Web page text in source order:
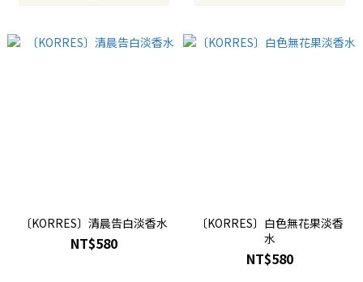
〔KORRES〕清晨告白淡香水
NT$580
〔KORRES〕白色無花果淡香
水
NT$580